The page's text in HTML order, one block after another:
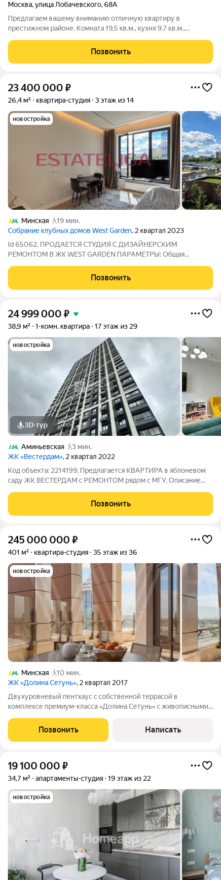
Москва,улица Лобачевского,68А
Предлагаем вашему вниманию отличную квартиру в
престижном районе. Комната 19,5 кв.м., кухня 9.7 кв.м.,
кондиционером, стиральной машиной, холодильником,
микроволновой печью, варочной панелью,
Позвонить
23 400 000 ₽
26,4 м² квартира-студия 3 этаж из 14
новостройка
Минская
19 мин.
Cобрание клубных домов West Garden, 2 квартал 2023
Id 65062. ПРОДАЕТСЯ СТУДИЯ С ДИЗАЙНЕРСКИМ
РЕМОНТОМ В ЖК WEST GARDEN ПАРАМЕТРЫ: Общая
гардеробное помещение О КОМПЛЕКСЕ: Бизнес-класс,
Позвонить
24 999 000 ₽
38,9 м² 1-комн. квартира 17 этаж из 29
новостройка
3D-тур
Аминьевская
3 мин.
ЖК «Вестердам», 2 квартал 2022
Код объекта: 2214199. Предлагается КВАРТИРА в яблоневом
саду ЖК ВЕСТЕРДАМ с РЕМОНТОМ рядом с МГУ. Описание
этаж 17 из 29. Дизайнерский ремонт, полностью
укомплектована мебелью и необходимой
Позвонить
245 000 000 ₽
401 м² квартира-студия 35 этаж из 36
новостройка
Минская
10 мин.
ЖК «Долина Сетунь», 2 квартал 2017
Двухуровневый пентхаус с собственной террасой в
комплексе премиум-класса «Долина Сетунь» с живописными
Поклонную гору, все сталинские высотки, башни «Москва-
Сити». Пентхаус общей площадью 401 м
Позвонить Написать
19 100 000 ₽
34,7 м² апартаменты-студия 19 этаж из 22
новостройка